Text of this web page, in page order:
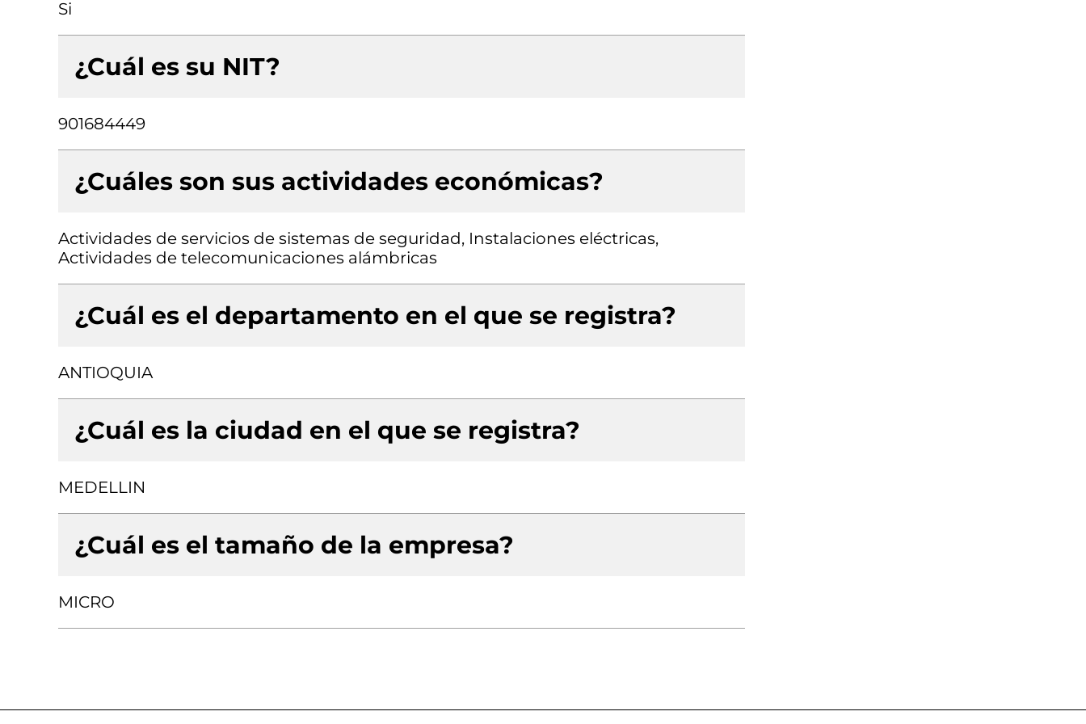
Si
¿Cuál es su NIT?
901684449
¿Cuáles son sus actividades económicas?
Actividades de servicios de sistemas de seguridad, Instalaciones eléctricas,
Actividades de telecomunicaciones alámbricas
¿Cuál es el departamento en el que se registra?
ANTIOQUIA
¿Cuál es la ciudad en el que se registra?
MEDELLIN
¿Cuál es el tamaño de la empresa?
MICRO